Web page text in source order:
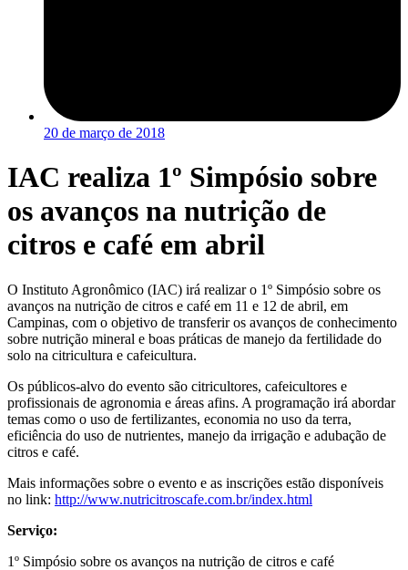
20 de março de 2018
IAC realiza 1º Simpósio sobre
os avanços na nutrição de
citros e café em abril
O Instituto Agronômico (IAC) irá realizar o 1º Simpósio sobre os
avanços na nutrição de citros e café em 11 e 12 de abril, em
Campinas, com o objetivo de transferir os avanços de conhecimento
sobre nutrição mineral e boas práticas de manejo da fertilidade do
solo na citricultura e cafeicultura.
Os públicos-alvo do evento são citricultores, cafeicultores e
profissionais de agronomia e áreas afins. A programação irá abordar
temas como o uso de fertilizantes, economia no uso da terra,
eficiência do uso de nutrientes, manejo da irrigação e adubação de
citros e café.
Mais informações sobre o evento e as inscrições estão disponíveis
no link: http://www.nutricitroscafe.com.br/index.html
Serviço:
1º Simpósio sobre os avanços na nutrição de citros e café